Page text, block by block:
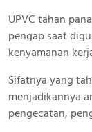
UPVC tahan
pengap saat
kenyamanan
Sifatnya yang
menjadikannya
pengecatan,